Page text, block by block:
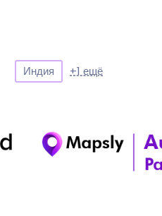
Индия +1 ещё